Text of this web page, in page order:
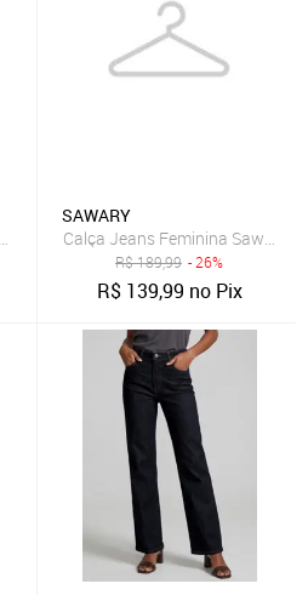
Bootcut Azul Escuro
SAWARY
Calça Jeans Feminina Sawary
R$189,99 - 26%
R$ 139,99 no Pix